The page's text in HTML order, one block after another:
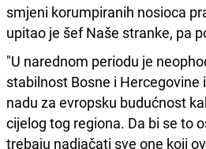
smjeni korumpiranih nosioca
upitao je šef Naše stranke, pa
"U narednom periodu je
stabilnost Bosne i Hercegovine
nadu za evropsku budućnost
cijelog tog regiona. Da bi se to
trebaju nadjačati sve one koji